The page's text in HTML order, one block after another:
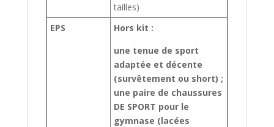
tailles)
EPS
Hors kit :
une tenue de sport
adaptée et décente
(survêtement ou short) ;
une paire de chaussures
DE SPORT pour le
gymnase (lacées